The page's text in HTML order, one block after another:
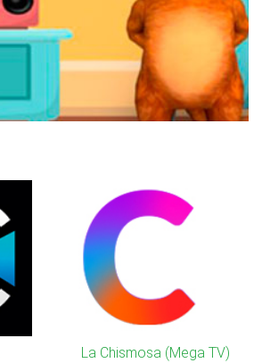
La Chismosa (Mega TV)